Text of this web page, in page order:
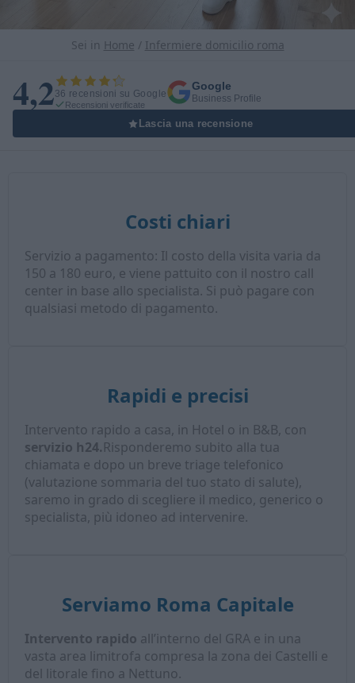
Sei in Home / Infermiere domicilio roma
4,236 recensioni su Google
Recensioni verificate
Google
Business Profile
Lascia una recensione
Costi chiari
Servizio a pagamento: Il costo della visita varia da
150 a 180 euro, e viene pattuito con il nostro call
center in base allo specialista. Si può pagare con
qualsiasi metodo di pagamento.
Rapidi e precisi
Intervento rapido a casa, in Hotel o in B&B, con
servizio h24.Risponderemo subito alla tua
chiamata e dopo un breve triage telefonico
(valutazione sommaria del tuo stato di salute),
saremo in grado di scegliere il medico, generico o
specialista, più idoneo ad intervenire.
Serviamo Roma Capitale
Intervento rapido all’interno del GRA e in una
vasta area limitrofa compresa la zona dei Castelli e
del litorale fino a Nettuno.